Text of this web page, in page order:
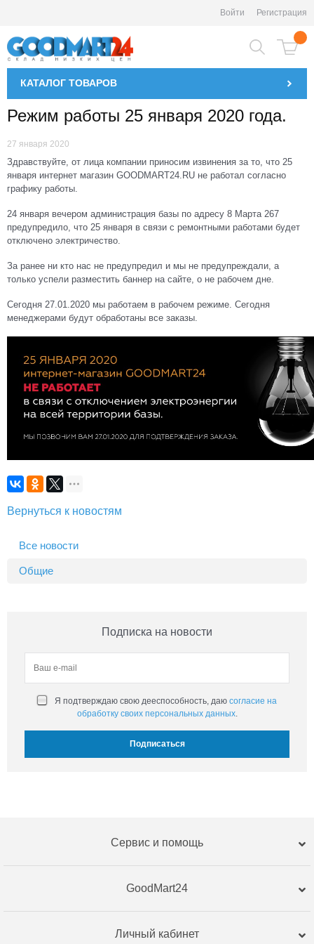
Войти Регистрация
КАТАЛОГ ТОВАРОВ
Режим работы 25 января 2020 года.
27 января 2020
Здравствуйте, от лица компании приносим извинения за то, что 25
января интернет магазин GOODMART24.RU не работал согласно
графику работы.
24 января вечером администрация базы по адресу 8 Марта 267
предупредило, что 25 января в связи с ремонтными работами будет
отключено электричество.
За ранее ни кто нас не предупредил и мы не предупреждали, а
только успели разместить баннер на сайте, о не рабочем дне.
Сегодня 27.01.2020 мы работаем в рабочем режиме. Сегодня
менеджерами будут обработаны все заказы.
Вернуться к новостям
Все новости
Общие
Подписка на новости
Я подтверждаю свою дееспособность, даю согласие на
обработку своих персональных данных.
Сервис и помощь
GoodMart24
Личный кабинет